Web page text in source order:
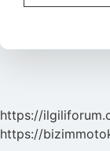
https://
https://